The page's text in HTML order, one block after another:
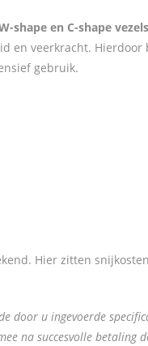
shape en C-shape vezels
en veerkracht.
gebruik.
Hier zitten
door u ingevoerde
na succesvolle betaling